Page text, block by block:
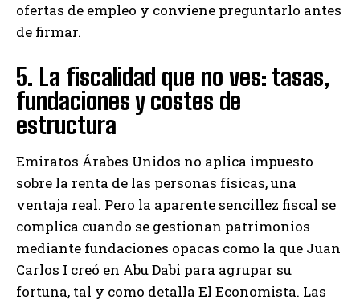
ofertas de empleo y conviene preguntarlo antes
de firmar.
5. La fiscalidad que no ves: tasas,
fundaciones y costes de
estructura
Emiratos Árabes Unidos no aplica impuesto
sobre la renta de las personas físicas, una
ventaja real. Pero la aparente sencillez fiscal se
complica cuando se gestionan patrimonios
mediante fundaciones opacas como la que Juan
Carlos I creó en Abu Dabi para agrupar su
fortuna, tal y como detalla El Economista. Las